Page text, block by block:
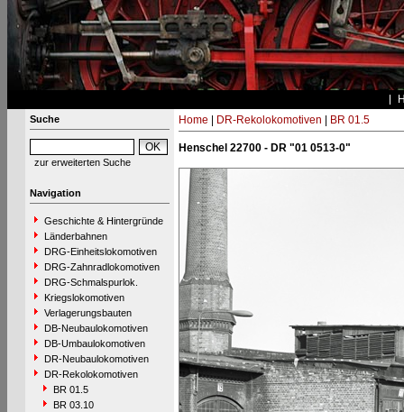
Suche
zur erweiterten Suche
Navigation
Geschichte & Hintergründe
Länderbahnen
DRG-Einheitslokomotiven
DRG-Zahnradlokomotiven
DRG-Schmalspurlok.
Kriegslokomotiven
Verlagerungsbauten
DB-Neubaulokomotiven
DB-Umbaulokomotiven
DR-Neubaulokomotiven
DR-Rekolokomotiven
BR 01.5
BR 03.10
Home DR-Rekolokomotiven BR 01.5
Henschel 22700 - DR "01 0513-0"